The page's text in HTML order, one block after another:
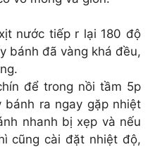
nước tiếp r lại 180 độ
bánh đã vàng khá đều,
để trong nồi tầm 5p
bánh ra ngay gặp nhiệt
nhanh bị xẹp và nếu
cũng cài đặt nhiệt độ,